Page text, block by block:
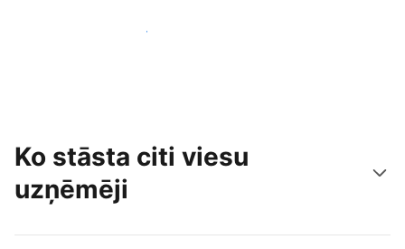
Sasniegt jaunus viesus jau šodien
Ko stāsta citi viesu
uzņēmēji